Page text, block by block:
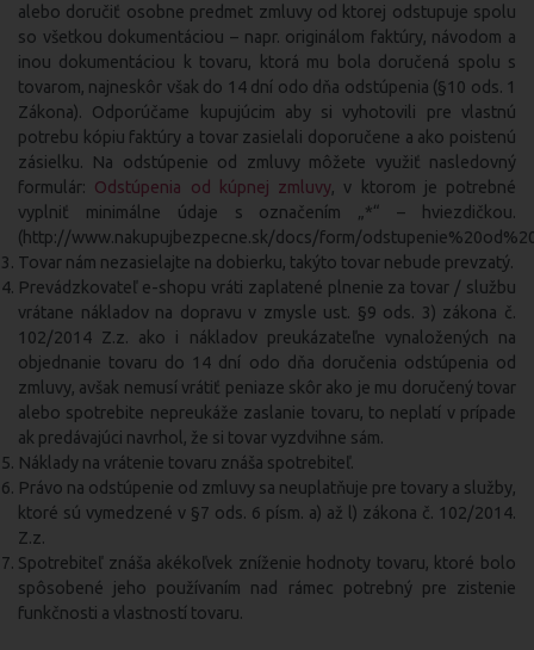
alebo doručiť osobne predmet zmluvy od ktorej odstupuje spolu
so všetkou dokumentáciou – napr. originálom faktúry, návodom a
inou dokumentáciou k tovaru, ktorá mu bola doručená spolu s
tovarom, najneskôr však do 14 dní odo dňa odstúpenia (§10 ods. 1
Zákona). Odporúčame kupujúcim aby si vyhotovili pre vlastnú
potrebu kópiu faktúry a tovar zasielali doporučene a ako poistenú
zásielku. Na odstúpenie od zmluvy môžete využiť nasledovný
formulár: Odstúpenia od kúpnej zmluvy, v ktorom je potrebné
vyplniť minimálne údaje s označením „*“ – hviezdičkou.
(http://www.nakupujbezpecne.sk/docs/form/
Tovar nám nezasielajte na dobierku, takýto tovar nebude prevzatý.
Prevádzkovateľ e-shopu vráti zaplatené plnenie za tovar / službu
vrátane nákladov na dopravu v zmysle ust. §9 ods. 3) zákona č.
102/2014 Z.z. ako i nákladov preukázateľne vynaložených na
objednanie tovaru do 14 dní odo dňa doručenia odstúpenia od
zmluvy, avšak nemusí vrátiť peniaze skôr ako je mu doručený tovar
alebo spotrebite nepreukáže zaslanie tovaru, to neplatí v prípade
ak predávajúci navrhol, že si tovar vyzdvihne sám.
Náklady na vrátenie tovaru znáša spotrebiteľ.
Právo na odstúpenie od zmluvy sa neuplatňuje pre tovary a služby,
ktoré sú vymedzené v §7 ods. 6 písm. a) až l) zákona č. 102/2014.
Z.z.
Spotrebiteľ znáša akékoľvek zníženie hodnoty tovaru, ktoré bolo
spôsobené jeho používaním nad rámec potrebný pre zistenie
funkčnosti a vlastností tovaru.